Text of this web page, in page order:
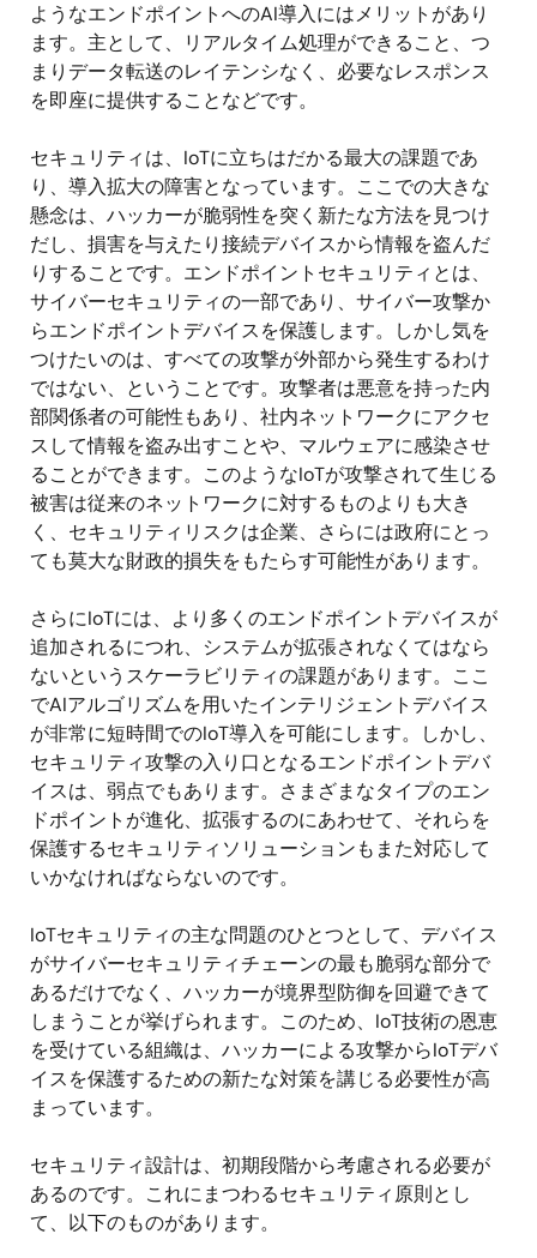
ようなエンドポイントへのAI導入にはメリットがあり
ます。主として、リアルタイム処理ができること、つ
まりデータ転送のレイテンシなく、必要なレスポンス
を即座に提供することなどです。
セキュリティは、IoTに立ちはだかる最大の課題であ
り、導入拡大の障害となっています。ここでの大きな
懸念は、ハッカーが脆弱性を突く新たな方法を見つけ
だし、損害を与えたり接続デバイスから情報を盗んだ
りすることです。エンドポイントセキュリティとは、
サイバーセキュリティの一部であり、サイバー攻撃か
らエンドポイントデバイスを保護します。しかし気を
つけたいのは、すべての攻撃が外部から発生するわけ
ではない、ということです。攻撃者は悪意を持った内
部関係者の可能性もあり、社内ネットワークにアクセ
スして情報を盗み出すことや、マルウェアに感染させ
ることができます。このようなIoTが攻撃されて生じる
被害は従来のネットワークに対するものよりも大き
く、セキュリティリスクは企業、さらには政府にとっ
ても莫大な財政的損失をもたらす可能性があります。
さらにIoTには、より多くのエンドポイントデバイスが
追加されるにつれ、システムが拡張されなくてはなら
ないというスケーラビリティの課題があります。ここ
でAIアルゴリズムを用いたインテリジェントデバイス
が非常に短時間でのIoT導入を可能にします。しかし、
セキュリティ攻撃の入り口となるエンドポイントデバ
イスは、弱点でもあります。さまざまなタイプのエン
ドポイントが進化、拡張するのにあわせて、それらを
保護するセキュリティソリューションもまた対応して
いかなければならないのです。
IoTセキュリティの主な問題のひとつとして、デバイス
がサイバーセキュリティチェーンの最も脆弱な部分で
あるだけでなく、ハッカーが境界型防御を回避できて
しまうことが挙げられます。このため、IoT技術の恩恵
を受けている組織は、ハッカーによる攻撃からIoTデバ
イスを保護するための新たな対策を講じる必要性が高
まっています。
セキュリティ設計は、初期段階から考慮される必要が
あるのです。これにまつわるセキュリティ原則とし
て、以下のものがあります。